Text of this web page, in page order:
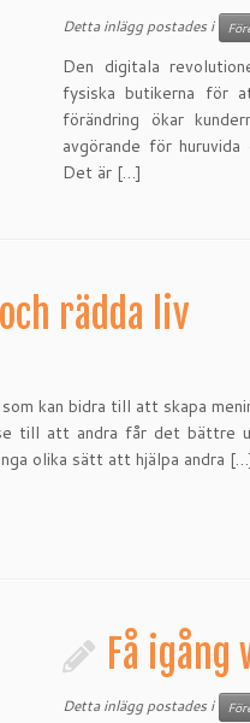
Detta inlägg postades i
Den digitala
fysiska butikerna för
förändring ökar
avgörande för
Det är […]
rädda liv
kan bidra till att skapa
till att andra får det bättre
olika sätt att hjälpa andra
Få igång
Detta inlägg postades i